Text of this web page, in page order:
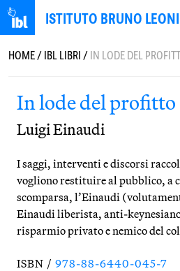
ISTITUTO BRUNO LEONI
HOME/IBL LIBRI/IN LODE DEL
In lode del
Luigi Einaudi
I saggi, interventi e discorsi
vogliono restituire al pubblico, a
scomparsa, l’Einaudi
Einaudi liberista, anti-
risparmio privato e nemico del
ISBN / 978-88-6440-045-7